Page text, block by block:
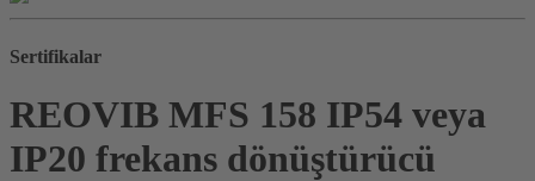
Sertifikalar
REOVIB MFS 158 IP54 veya
IP20 frekans dönüştürücü